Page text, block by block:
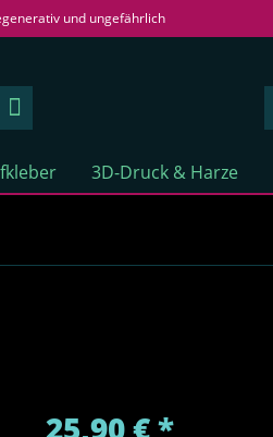
und ungefährlich
3D-Druck & Harze
25,90 € *